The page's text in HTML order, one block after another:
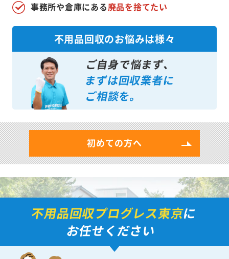
事務所や倉庫にある廃品を捨てたい
不用品回収のお悩みは様々
ご自身で悩まず、
まずは回収業者に
ご相談を。
初めての方へ
不用品回収プログレス東京に
お任せください